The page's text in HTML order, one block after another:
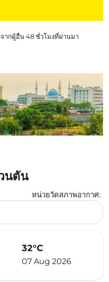
ากผู้อื่น 48 ชั่วโมงที่ผ่านมา
นตัน
หน่วยวัดสภาพอากาศ:
32°C
07 Aug 2026